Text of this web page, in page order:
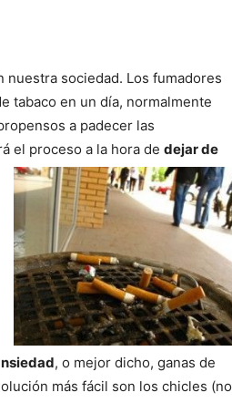
sociedad. Los fumadores
tabaco en un dí­a, normalmente
a padecer las
el proceso a la hora de dejar de
, o mejor dicho, ganas de
más fácil son los chicles (no